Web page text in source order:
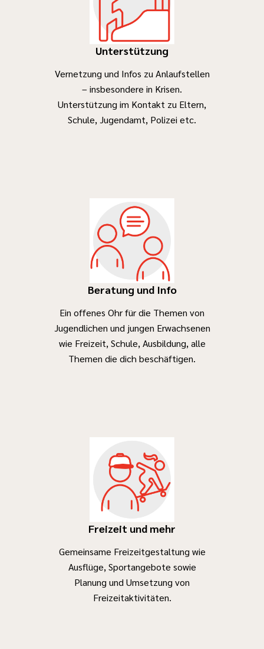
Unterstützung
Vernetzung und Infos zu Anlaufstellen
– insbesondere in Krisen.
Unterstützung im Kontakt zu Eltern,
Schule, Jugendamt, Polizei etc.
Beratung und Info
Ein offenes Ohr für die Themen von
Jugendlichen und jungen Erwachsenen
wie Freizeit, Schule, Ausbildung, alle
Themen die dich beschäftigen.
Freizeit und mehr
Gemeinsame Freizeitgestaltung wie
Ausflüge, Sportangebote sowie
Planung und Umsetzung von
Freizeitaktivitäten.